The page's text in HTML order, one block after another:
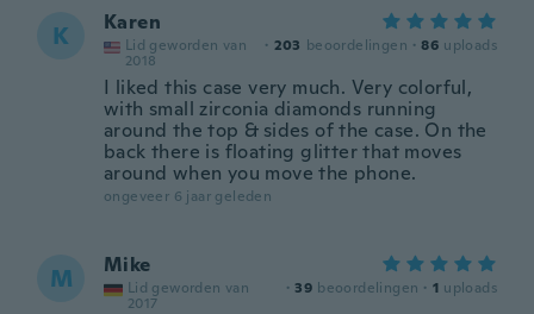
K Karen
Lid geworden van
2018
· 203 beoordelingen · 86 uploads
I liked this case very much. Very colorful,
with small zirconia diamonds running
around the top & sides of the case. On the
back there is floating glitter that moves
around when you move the phone.
ongeveer 6 jaar geleden
M Mike
Lid geworden van
2017
· 39 beoordelingen · 1 uploads